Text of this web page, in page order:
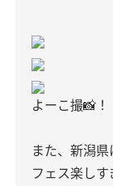
よーこ撮📸！
また、新潟
フェス楽し